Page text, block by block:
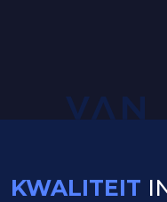
KWALITEIT